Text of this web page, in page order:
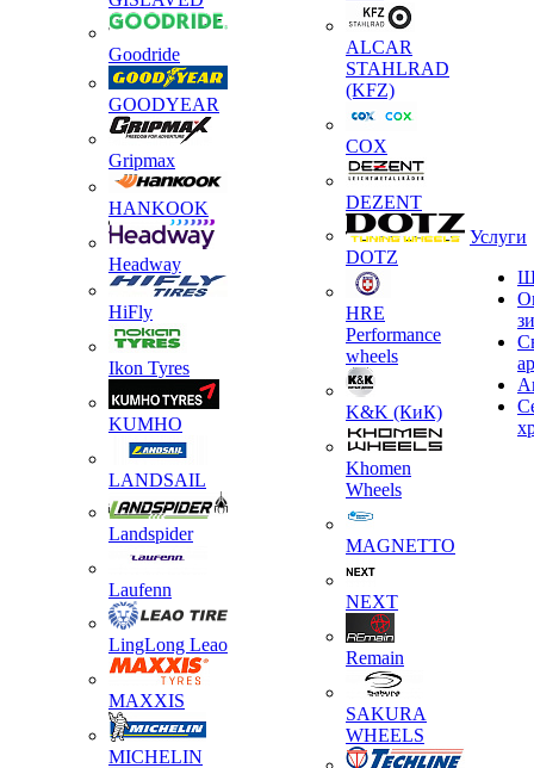
Goodride
GOODYEAR
Gripmax
HANKOOK
Headway
HiFly
Ikon Tyres
KUMHO
LANDSAIL
Landspider
Laufenn
LingLong Leao
MAXXIS
MICHELIN
ALCAR
STAHLRAD
(KFZ)
COX
DEZENT
DOTZ
HRE
Performance
wheels
K&K (КиК)
Khomen
Wheels
MAGNETTO
NEXT
Remain
SAKURA
WHEELS
Услуги